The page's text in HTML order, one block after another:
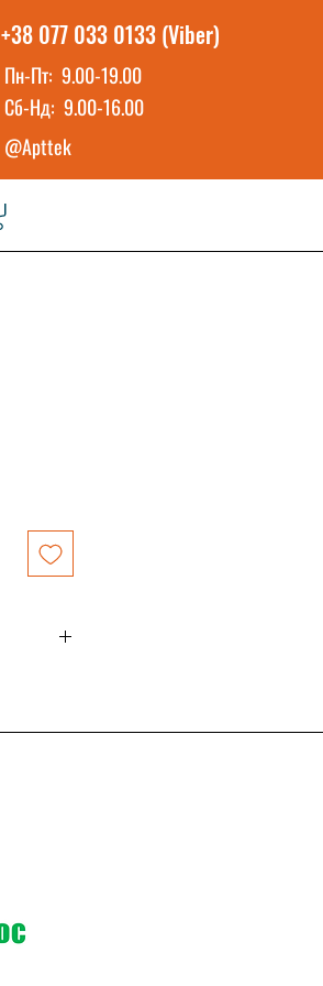
+38 077 033 0133 (Viber)
Пн-Пт: 9.00-19.00
Сб-Нд: 9.00-16.00
@Apttek